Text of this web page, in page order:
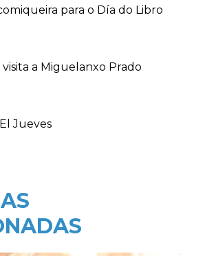
para o Día do Libro
a Miguelanxo Prado
Jueves